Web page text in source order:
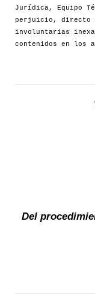
Jurídica, Equipo
perjuicio, directo
involuntarias
contenidos en los
Del